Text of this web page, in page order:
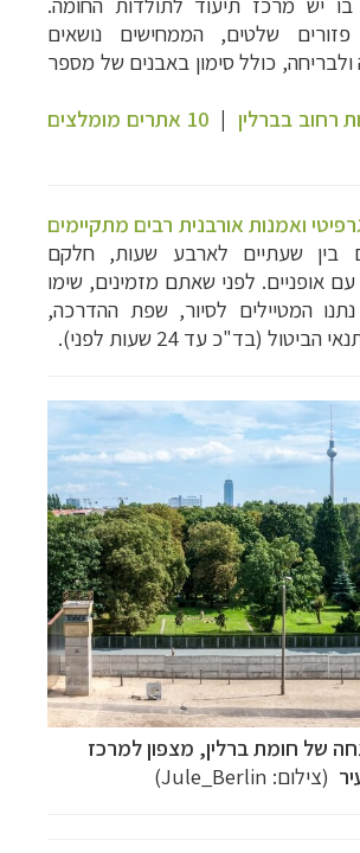
שלטים, הממחישים נושאים
כולל סימון באבנים של מספר
רחוב בברלין |
10 אתרים מומלצים
ואמנות אורבנית רבים מתקיימים
בין שעתיים לארבע שעות, חלקם
אופניים. לפני שאתם מזמינים, שימו
נתנו המטיילים לסיור, שפת ההדרכה,
(בד"כ עד 24 שעות לפני).
של חומת ברלין, מצפון למרכז
(צילום: Jule_Berlin)